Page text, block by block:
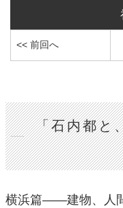
<< 前回へ
「石内都と
横浜篇――建物、人